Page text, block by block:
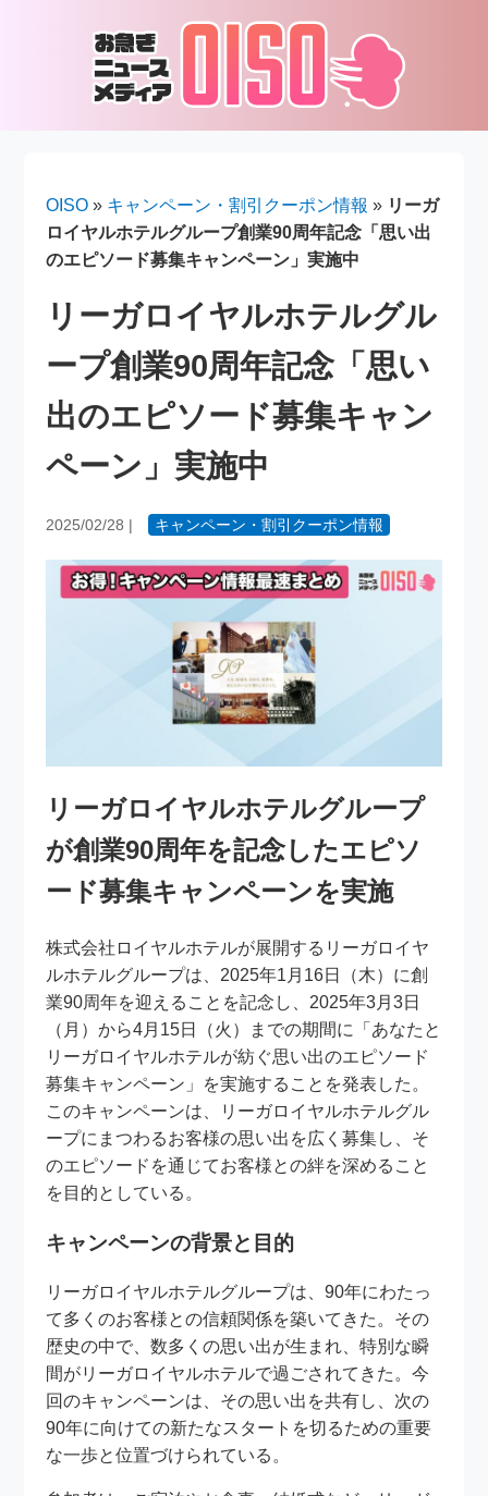
OISO » キャンペーン・割引クーポン情報 » リーガ
ロイヤルホテルグループ創業90周年記念「思い出
のエピソード募集キャンペーン」実施中
リーガロイヤルホテルグル
ープ創業90周年記念「思い
出のエピソード募集キャン
ペーン」実施中
2025/02/28 | キャンペーン・割引クーポン情報
リーガロイヤルホテルグループ
が創業90周年を記念したエピソ
ード募集キャンペーンを実施
株式会社ロイヤルホテルが展開するリーガロイヤ
ルホテルグループは、2025年1月16日（木）に創
業90周年を迎えることを記念し、2025年3月3日
（月）から4月15日（火）までの期間に「あなたと
リーガロイヤルホテルが紡ぐ思い出のエピソード
募集キャンペーン」を実施することを発表した。
このキャンペーンは、リーガロイヤルホテルグル
ープにまつわるお客様の思い出を広く募集し、そ
のエピソードを通じてお客様との絆を深めること
を目的としている。
キャンペーンの背景と目的
リーガロイヤルホテルグループは、90年にわたっ
て多くのお客様との信頼関係を築いてきた。その
歴史の中で、数多くの思い出が生まれ、特別な瞬
間がリーガロイヤルホテルで過ごされてきた。今
回のキャンペーンは、その思い出を共有し、次の
90年に向けての新たなスタートを切るための重要
な一歩と位置づけられている。